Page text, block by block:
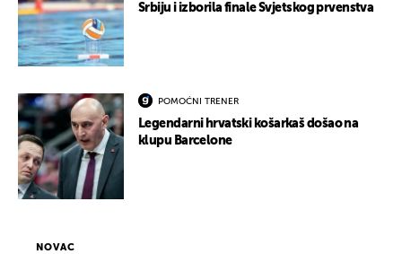
Srbiju i izborila finale Svjetskog prvenstva
POMOĆNI TRENER
Legendarni hrvatski košarkaš došao na
klupu Barcelone
NOVAC